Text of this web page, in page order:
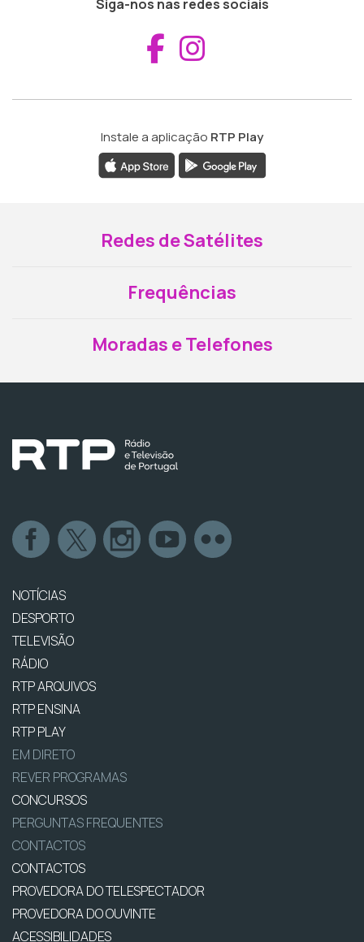
Siga-nos nas redes sociais
Aceder ao
Instale a aplicação RTP Play
Redes de Satélites
Frequências
Moradas e Telefones
NOTÍCIAS
DESPORTO
TELEVISÃO
RÁDIO
RTP ARQUIVOS
RTP ENSINA
RTP PLAY
EM DIRETO
REVER PROGRAMAS
CONCURSOS
PERGUNTAS FREQUENTES
CONTACTOS
CONTACTOS
PROVEDORA DO TELESPECTADOR
PROVEDORA DO OUVINTE
ACESSIBILIDADES